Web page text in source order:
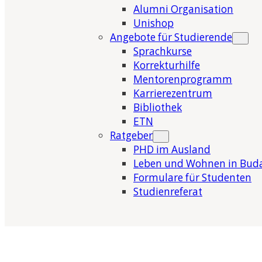
Alumni Organisation
Unishop
Angebote für Studierende
Sprachkurse
Korrekturhilfe
Mentorenprogramm
Karrierezentrum
Bibliothek
ETN
Ratgeber
PHD im Ausland
Leben und Wohnen in
Formulare für Studenten
Studienreferat